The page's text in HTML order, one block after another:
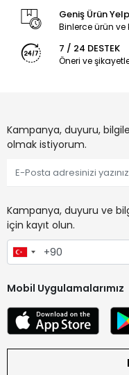
Geniş Ürün
Binlerce ürün
7 / 24 DESTEK
Öneri ve
Kampanya, duyuru,
olmak istiyorum.
Kampanya, duyuru ve
için kayıt olun.
Mobil Uygulamalarımız